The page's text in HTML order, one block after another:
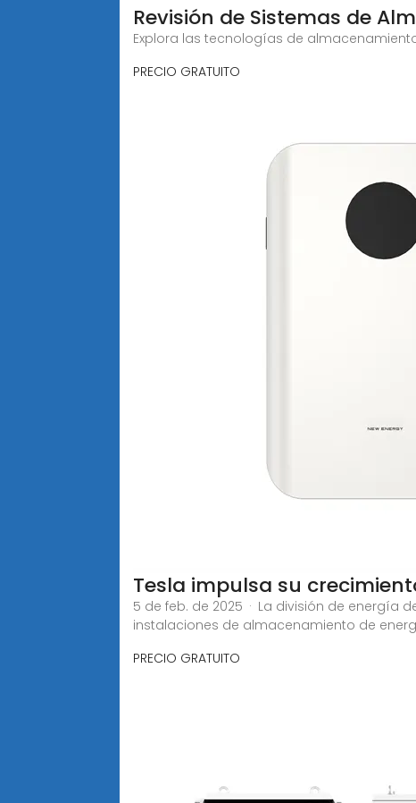
Revisión de Sistemas de
Explora las tecnologías de
PRECIO GRATUITO
Tesla impulsa su
5 de feb. de 2025 · La división de energía
instalaciones de almacenamiento de
PRECIO GRATUITO